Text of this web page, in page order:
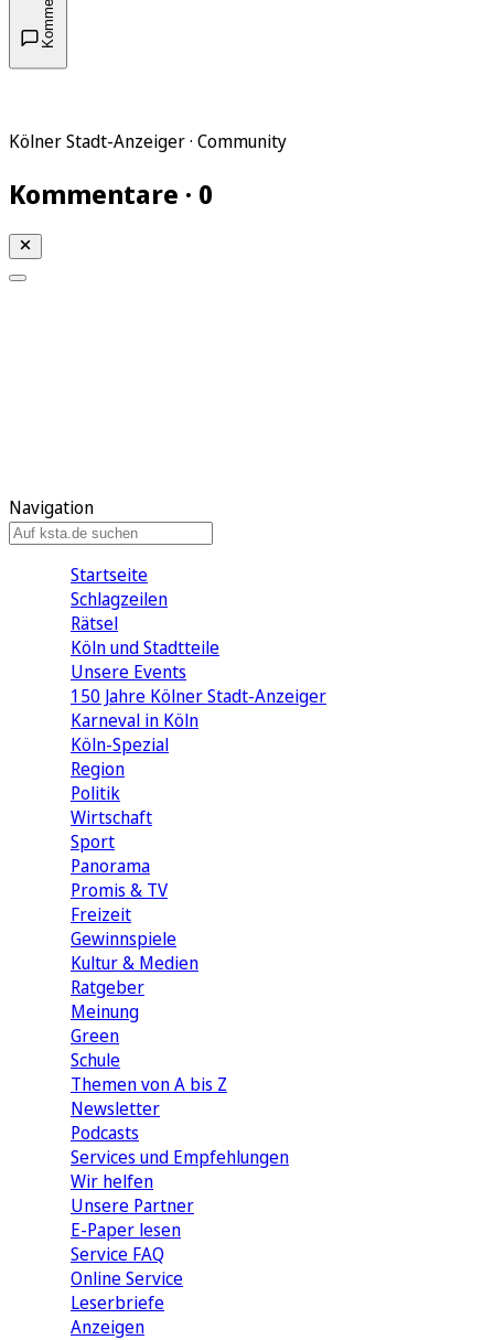
Kölner Stadt-Anzeiger · Community
Kommentare · 0
Navigation
Startseite
Schlagzeilen
Rätsel
Köln und Stadtteile
Unsere Events
150 Jahre Kölner Stadt-Anzeiger
Karneval in Köln
Köln-Spezial
Region
Politik
Wirtschaft
Sport
Panorama
Promis & TV
Freizeit
Gewinnspiele
Kultur & Medien
Ratgeber
Meinung
Green
Schule
Themen von A bis Z
Newsletter
Podcasts
Services und Empfehlungen
Wir helfen
Unsere Partner
E-Paper lesen
Service FAQ
Online Service
Leserbriefe
Anzeigen